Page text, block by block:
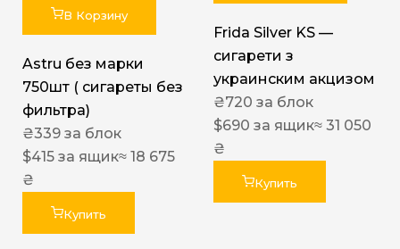
В Корзину
Astru без марки
750шт ( сигареты без
фильтра)
₴339 за блок
$415 за ящик≈ 18 675
₴
Купить
Frida Silver KS —
сигарети з
украинским акцизом
₴720 за блок
$690 за ящик≈ 31 050
₴
Купить